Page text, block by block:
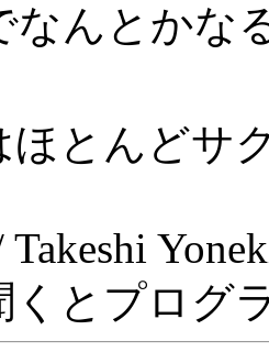
なんとかな
とんどサ
くとプログ